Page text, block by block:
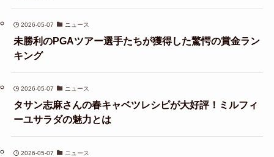
2026-05-07 ニュース
未勝利のPGAツアー選手たちが獲得した驚愕の賞金ラン
キング
2026-05-07 ニュース
タサン志麻さんの春キャベツレシピが大好評！ミルフィ
ーユサラダの魅力とは
2026-05-07 ニュース